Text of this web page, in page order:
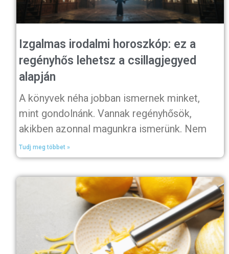
Izgalmas irodalmi horoszkóp: ez a
regényhős lehetsz a csillagjegyed
alapján
A könyvek néha jobban ismernek minket,
mint gondolnánk. Vannak regényhősök,
akikben azonnal magunkra ismerünk. Nem
Tudj meg többet »